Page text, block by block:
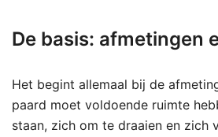
De basis: afmetingen
Het begint allemaal bij de
paard moet voldoende ruimte
staan, zich om te draaien en zich